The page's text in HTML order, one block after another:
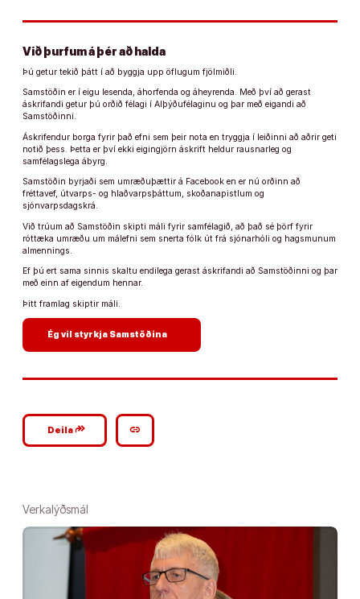
Við þurfum á þér að halda
Þú getur tekið þátt í að byggja upp öflugum fjölmiðli.
Samstöðin er í eigu lesenda, áhorfenda og áheyrenda. Með því að gerast
áskrifandi getur þú orðið félagi í Alþýðufélaginu og þar með eigandi að
Samstöðinni.
Áskrifendur borga fyrir það efni sem þeir nota en tryggja í leiðinni að aðrir geti
notið þess. Þetta er því ekki eigingjörn áskrift heldur rausnarleg og
samfélagslega ábyrg.
Samstöðin byrjaði sem umræðuþættir á Facebook en er nú orðinn að
fréttavef, útvarps- og hlaðvarpsþáttum, skoðanapistlum og
sjónvarpsdagskrá.
Við trúum að Samstöðin skipti máli fyrir samfélagið, að það sé þörf fyrir
róttæka umræðu um málefni sem snerta fólk út frá sjónarhóli og hagsmunum
almennings.
Ef þú ert sama sinnis skaltu endilega gerast áskrifandi að Samstöðinni og þar
með einn af eigendum hennar.
Þitt framlag skiptir máli.
Ég vil styrkja Samstöðina
Deilagoogle_plus_reshare link
Verkalýðsmál